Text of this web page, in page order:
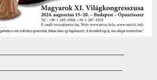
——————————
—————————–